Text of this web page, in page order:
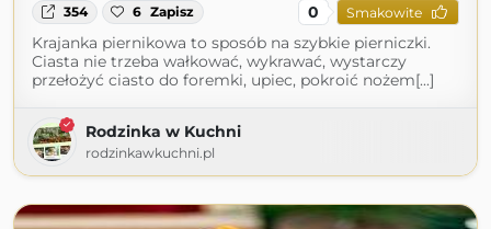
354 6 Zapisz 0 Smakowite
Krajanka piernikowa to sposób na szybkie pierniczki.
Ciasta nie trzeba wałkować, wykrawać, wystarczy
przełożyć ciasto do foremki, upiec, pokroić nożem[...]
Rodzinka w Kuchni
rodzinkawkuchni.pl